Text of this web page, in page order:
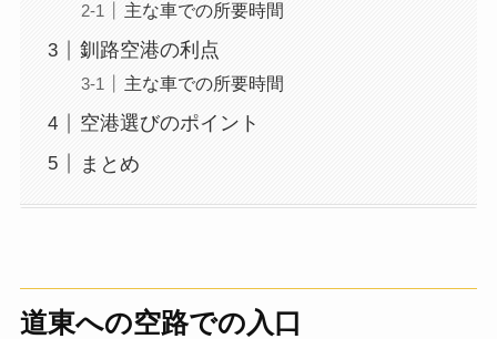
主な車での所要時間
釧路空港の利点
主な車での所要時間
空港選びのポイント
まとめ
道東への空路での入口